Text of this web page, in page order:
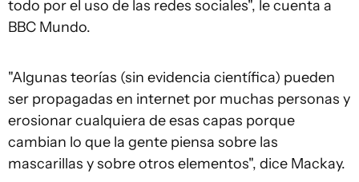
todo por el uso de las redes sociales", le cuenta a
BBC Mundo.
"Algunas teorías (sin evidencia científica) pueden
ser propagadas en internet por muchas personas y
erosionar cualquiera de esas capas porque
cambian lo que la gente piensa sobre las
mascarillas y sobre otros elementos", dice Mackay.